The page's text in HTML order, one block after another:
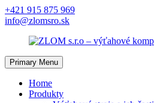
Skip
to
+421 915 875 969
info@zlomsro.sk
Primary Menu
Home
Produkty